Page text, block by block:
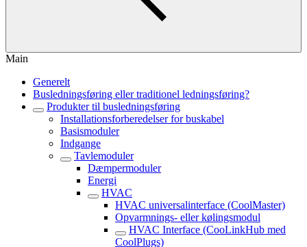
Main
Generelt
Busledningsføring eller traditionel ledningsføring?
Produkter til busledningsføring
Installationsforberedelser for buskabel
Basismoduler
Indgange
Tavlemoduler
Dæmpermoduler
Energi
HVAC
HVAC universalinterface (CoolMaster)
Opvarmnings- eller kølingsmodul
HVAC Interface (CooLinkHub med
CoolPlugs)